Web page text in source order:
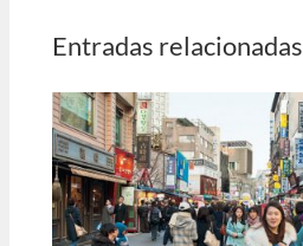
Entradas relacionadas